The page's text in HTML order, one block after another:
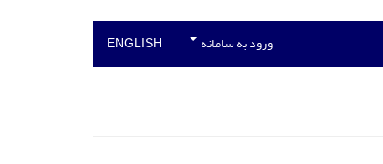
ورود به سامانه ENGLISH